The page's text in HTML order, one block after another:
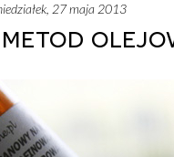
27 maja 2013